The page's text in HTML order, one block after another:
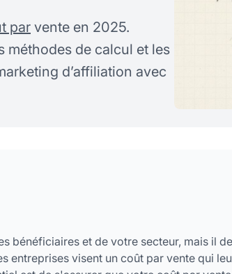
par vente en 2025.
méthodes de calcul et les
d’affiliation avec
bénéficiaires et de votre secteur, mais il
entreprises visent un coût par vente qui